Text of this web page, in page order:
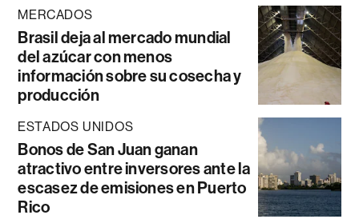
MERCADOS
Brasil deja al mercado mundial
del azúcar con menos
información sobre su cosecha y
producción
ESTADOS UNIDOS
Bonos de San Juan ganan
atractivo entre inversores ante la
escasez de emisiones en Puerto
Rico